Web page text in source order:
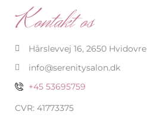
-
Kontakt os
Hårslevvej 16, 2650 Hvidovre
info@serenitysalon.dk
+45 53695759
CVR: 41773375